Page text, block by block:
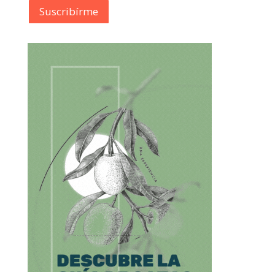
Suscribírme